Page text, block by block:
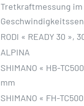
Tretkraftmessung im
RODI « READY 30 »,
ALPINA
SHIMANO « HB-TC500
mm
SHIMANO « FH-